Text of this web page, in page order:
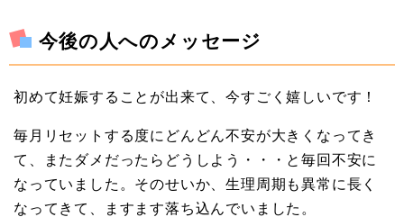
今後の人へのメッセージ
初めて妊娠することが出来て、今すごく嬉しいです！
毎月リセットする度にどんどん不安が大きくなってき
て、またダメだったらどうしよう・・・と毎回不安に
なっていました。そのせいか、生理周期も異常に長く
なってきて、ますます落ち込んでいました。